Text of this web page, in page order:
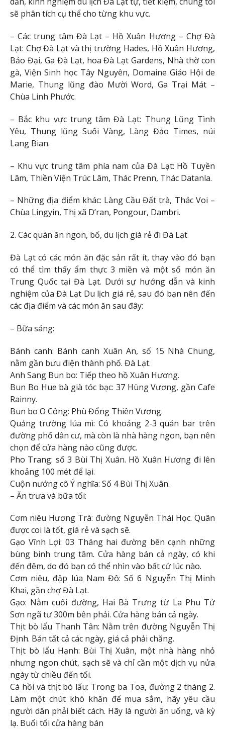
sẽ phân tích cụ thể cho từng khu vực.
– Các trung tâm Đà Lạt – Hồ Xuân Hương – Chợ Đà
Lạt: Chợ Đà Lạt và thị trường Hades, Hồ Xuân Hương,
Bảo Đại, Ga Đà Lạt, hoa Đà Lạt Gardens, Nhà thờ con
gà, Viện Sinh học Tây Nguyên, Domaine Giáo Hội de
Marie, Thung lũng đào Mười Word, Ga Trại Mát –
Chùa Linh Phước.
– Bắc khu vực trung tâm Đà Lạt: Thung Lũng Tình
Yêu, Thung lũng Suối Vàng, Làng Đảo Times, núi
Lang Bian.
– Khu vực trung tâm phía nam của Đà Lạt: Hồ Tuyền
Lâm, Thiền Viện Trúc Lâm, Thác Prenn, Thác Datanla.
– Những địa điểm khác: Làng Cầu Đất trà, Thác Voi –
Chùa Lingyin, Thị xã D’ran, Pongour, Dambri.
2. Các quán ăn ngon, bổ, du lịch giá rẻ đi Đà Lạt
Đà Lạt có các món ăn đặc sản rất ít, thay vào đó bạn
có thể tìm thấy ẩm thực 3 miền và một số món ăn
Trung Quốc tại Đà Lạt. Dưới sự hướng dẫn và kinh
nghiệm của Đà Lạt Du lịch giá rẻ, sau đó bạn nên đến
các địa điểm và các món ăn sau đây:
– Bữa sáng:
Bánh canh: Bánh canh Xuân An, số 15 Nhà Chung,
nằm gần bưu điện thành phố. Đà Lạt.
Anh Sang Bun bo: Tiếp theo hồ Xuân Hương.
Bun Bo Hue bà già tóc bạc: 37 Hùng Vương, gần Cafe
Rainny.
Bun bo O Công: Phù Đổng Thiên Vương.
Quảng trường lúa mì: Có khoảng 2-3 quán bar trên
đường phố dân cư, mà còn là nhà hàng ngon, bạn nên
chọn để cửa hàng nào cũng được.
Pho Trang: số 3 Bùi Thị Xuân. Hồ Xuân Hương đi lên
khoảng 100 mét để lại.
Cuộn nướng cô Ý nghĩa: Số 4 Bùi Thị Xuân.
– Ăn trưa và bữa tối:
Cơm niêu Hương Trà: đường Nguyễn Thái Học. Quân
được coi là tốt, giá rẻ và sạch sẽ.
Gạo Vĩnh Lợi: 03 Tháng hai đường bên cạnh những
bùng binh trung tâm. Cửa hàng bán cả ngày, có khi
đến đêm, do đó bạn có thể nhìn vào bất cứ lúc nào.
Cơm niêu, đập lúa Nam Đô: Số 6 Nguyễn Thị Minh
Khai, gần chợ Đà Lạt.
Gạo: Nằm cuối đường, Hai Bà Trưng từ La Phu Tử
Sơn ngã tư 300m bên phải. Cửa hàng bán cả ngày.
Thịt bò lẩu Thanh Tân: Nằm trên đường Nguyễn Thị
Định. Bán tất cả các ngày, giá cả phải chăng.
Thịt bò lẩu Hạnh: Bùi Thị Xuân, một nhà hàng nhỏ
nhưng ngon chút, sạch sẽ và chỉ cần một dịch vụ nửa
ngày từ chiều đến tối.
Cá hồi và thịt bò lẩu: Trong ba Toa, đường 2 tháng 2.
Làm một chút khó khăn để mua sắm, hãy yêu cầu
người dân phải biết cách. Hãy là người ăn uống, và kỳ
lạ. Buổi tối cửa hàng bán